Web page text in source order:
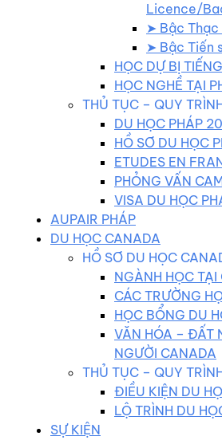
Licence/
➤ Bậc
➤ Bậc Tiến
HỌC DỰ BỊ
HỌC NGHỀ TẠI
THỦ TỤC – QUY
DU HỌC PHÁP
HỒ SƠ DU HỌC
ETUDES EN
PHỎNG VẤN
VISA DU HỌC
AUPAIR PHÁP
DU HỌC CANADA
HỒ SƠ DU HỌC
NGÀNH HỌC TẠI
CÁC TRƯỜNG
HỌC BỔNG DU
VĂN HÓA – ĐẤT
NGƯỜI CANADA
THỦ TỤC – QUY
ĐIỀU KIỆN DU
LỘ TRÌNH DU
SỰ KIỆN